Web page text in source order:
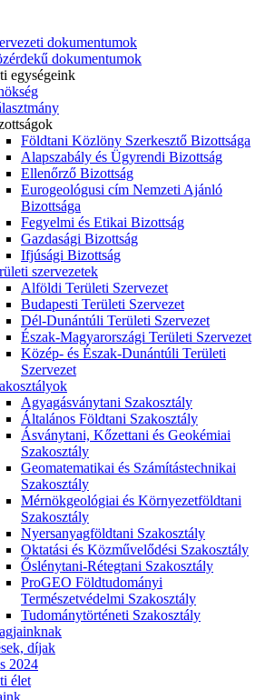
dokumentumok
dokumentumok
egységeink
Földtani Közlöny Szerkesztő Bizottsága
Alapszabály és Ügyrendi Bizottság
Ellenőrző Bizottság
Eurogeológusi cím Nemzeti Ajánló
Bizottsága
Fegyelmi és Etikai Bizottság
Gazdasági Bizottság
Ifjúsági Bizottság
szervezetek
Alföldi Területi Szervezet
Budapesti Területi Szervezet
Dél-Dunántúli Területi Szervezet
Észak-Magyarországi Területi Szervezet
Közép- és Észak-Dunántúli Területi
Szervezet
Agyagásványtani Szakosztály
Általános Földtani Szakosztály
Ásványtani, Kőzettani és Geokémiai
Szakosztály
Geomatematikai és Számítástechnikai
Szakosztály
Mérnökgeológiai és Környezetföldtani
Szakosztály
Nyersanyagföldtani Szakosztály
Oktatási és Közművelődési Szakosztály
Őslénytani-Rétegtani Szakosztály
ProGEO Földtudományi
Természetvédelmi Szakosztály
Tudománytörténeti Szakosztály
díjak
2024
élet